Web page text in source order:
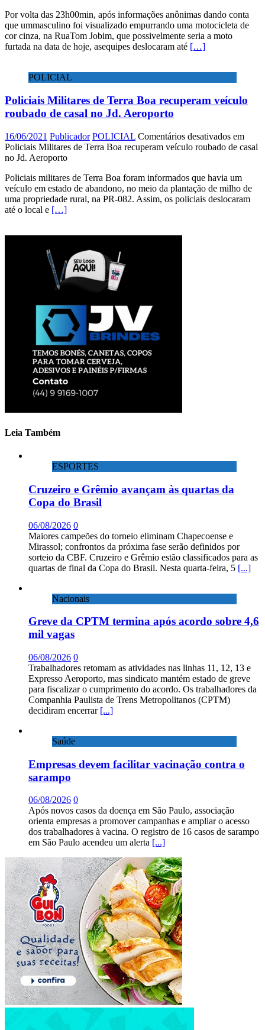
Por volta das 23h00min, após informações anônimas dando conta
que ummasculino foi visualizado empurrando uma motocicleta de
cor cinza, na RuaTom Jobim, que possivelmente seria a moto
furtada na data de hoje, asequipes deslocaram até […]
POLICIAL
Policiais Militares de Terra Boa recuperam veículo
roubado de casal no Jd. Aeroporto
16/06/2021 Publicador POLICIAL Comentários desativados em
Policiais Militares de Terra Boa recuperam veículo roubado de casal
no Jd. Aeroporto
Policiais militares de Terra Boa foram informados que havia um
veículo em estado de abandono, no meio da plantação de milho de
uma propriedade rural, na PR-082. Assim, os policiais deslocaram
até o local e […]
Leia Também
ESPORTES
Cruzeiro e Grêmio avançam às quartas da
Copa do Brasil
06/08/2026 0
Maiores campeões do torneio eliminam Chapecoense e
Mirassol; confrontos da próxima fase serão definidos por
sorteio da CBF. Cruzeiro e Grêmio estão classificados para as
quartas de final da Copa do Brasil. Nesta quarta-feira, 5 [...]
Nacionais
Greve da CPTM termina após acordo sobre 4,6
mil vagas
06/08/2026 0
Trabalhadores retomam as atividades nas linhas 11, 12, 13 e
Expresso Aeroporto, mas sindicato mantém estado de greve
para fiscalizar o cumprimento do acordo. Os trabalhadores da
Companhia Paulista de Trens Metropolitanos (CPTM)
decidiram encerrar [...]
Saúde
Empresas devem facilitar vacinação contra o
sarampo
06/08/2026 0
Após novos casos da doença em São Paulo, associação
orienta empresas a promover campanhas e ampliar o acesso
dos trabalhadores à vacina. O registro de 16 casos de sarampo
em São Paulo acendeu um alerta [...]